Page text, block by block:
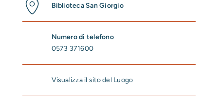
Biblioteca San Giorgio
Numero di telefono
0573 371600
Visualizza il sito del Luogo